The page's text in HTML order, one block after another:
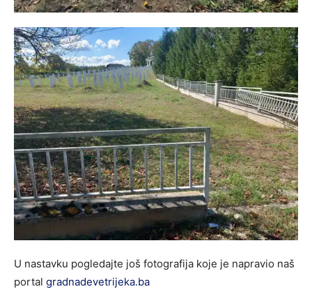
U nastavku pogledajte još fotografija koje je napravio naš
portal gradnadevetrijeka.ba